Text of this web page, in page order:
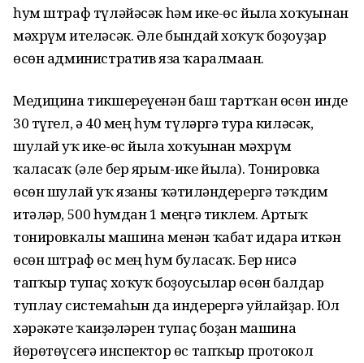
һум штраф түләйәсәк һәм ике-өс йылға хоҡуғынан
мәхрүм ителәсәк. Әле бындай хоҡуҡ боҙоуҙар
өсөн административ яза ҡаралмаған.
Медицина тикшереүенән баш тартҡан өсөн инде
30 түгел, ә 40 мең һум түләргә тура киләсәк,
шулай уҡ ике-өс йылға хоҡуғынан мәхрүм
ҡаласаҡ (әле бер ярым-ике йылға). Тонировка
өсөн шулай уҡ язаны ҡәтғиләндерергә тәҡдим
итәләр, 500 һумдан 1 меңгә тиклем. Артыҡ
тонировкалы машина менән ҡабат идара иткән
өсөн штраф өс мең һум буласаҡ. Бер нисә
тапҡыр тупаҫ хоҡуҡ боҙоусылар өсөн балдар
туплау системаһын да индерергә уйлайҙар. Юл
хәрәкәте ҡағиҙәләрен тупаҫ боҙған машина
йөрөтөүсегә инспектор өс тапҡыр протокол